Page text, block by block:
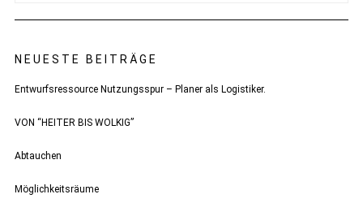
NEUESTE BEITRÄGE
Entwurfsressource Nutzungsspur – Planer als Logistiker.
VON “HEITER BIS WOLKIG”
Abtauchen
Möglichkeitsräume